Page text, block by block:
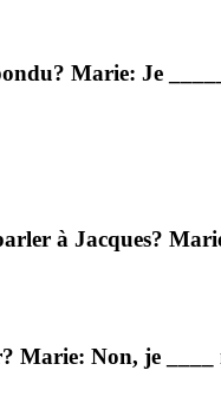
Marie: Je
à Jacques?
Marie: Non, je